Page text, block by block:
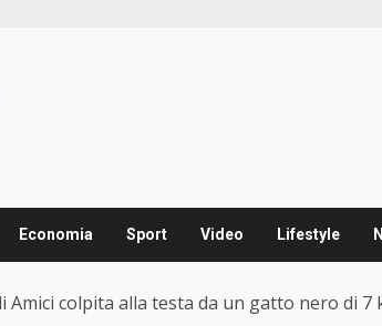
Economia Sport Video Lifestyle
Amici colpita alla testa da un gatto nero di